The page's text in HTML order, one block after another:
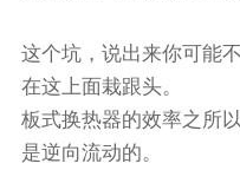
这个坑，说出来你可能
在这上面栽跟头。
板式换热器的效率之所
是逆向流动的。